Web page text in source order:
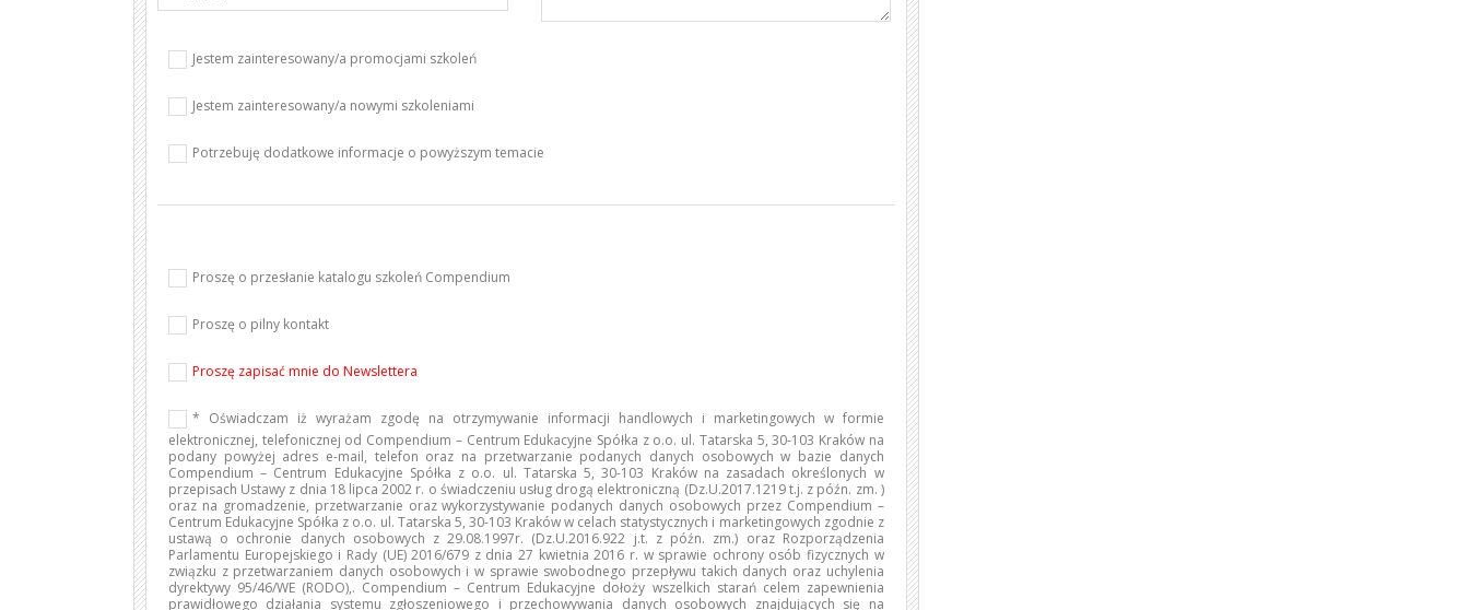
Jestem zainteresowany/a promocjami szkoleń
Jestem zainteresowany/a nowymi szkoleniami
Potrzebuję dodatkowe informacje o powyższym temacie
Proszę o przesłanie katalogu szkoleń Compendium
Proszę o pilny kontakt
Proszę zapisać mnie do Newslettera
* Oświadczam iż wyrażam zgodę na otrzymywanie informacji handlowych i marketingowych w formie
elektronicznej, telefonicznej od Compendium – Centrum Edukacyjne Spółka z o.o. ul. Tatarska 5, 30-103 Kraków na
podany powyżej adres e-mail, telefon oraz na przetwarzanie podanych danych osobowych w bazie danych
Compendium – Centrum Edukacyjne Spółka z o.o. ul. Tatarska 5, 30-103 Kraków na zasadach określonych w
przepisach Ustawy z dnia 18 lipca 2002 r. o świadczeniu usług drogą elektroniczną (Dz.U.2017.1219 t.j. z późn. zm. )
oraz na gromadzenie, przetwarzanie oraz wykorzystywanie podanych danych osobowych przez Compendium –
Centrum Edukacyjne Spółka z o.o. ul. Tatarska 5, 30-103 Kraków w celach statystycznych i marketingowych zgodnie z
ustawą o ochronie danych osobowych z 29.08.1997r. (Dz.U.2016.922 j.t. z późn. zm.) oraz Rozporządzenia
Parlamentu Europejskiego i Rady (UE) 2016/679 z dnia 27 kwietnia 2016 r. w sprawie ochrony osób fizycznych w
związku z przetwarzaniem danych osobowych i w sprawie swobodnego przepływu takich danych oraz uchylenia
dyrektywy 95/46/WE (RODO),. Compendium – Centrum Edukacyjne dołoży wszelkich starań celem zapewnienia
prawidłowego działania systemu zgłoszeniowego i przechowywania danych osobowych znajdujących się na